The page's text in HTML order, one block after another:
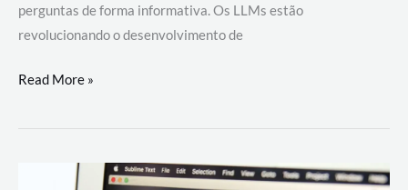
perguntas de forma informativa. Os LLMs estão
revolucionando o desenvolvimento de
Large
Models
Read More »